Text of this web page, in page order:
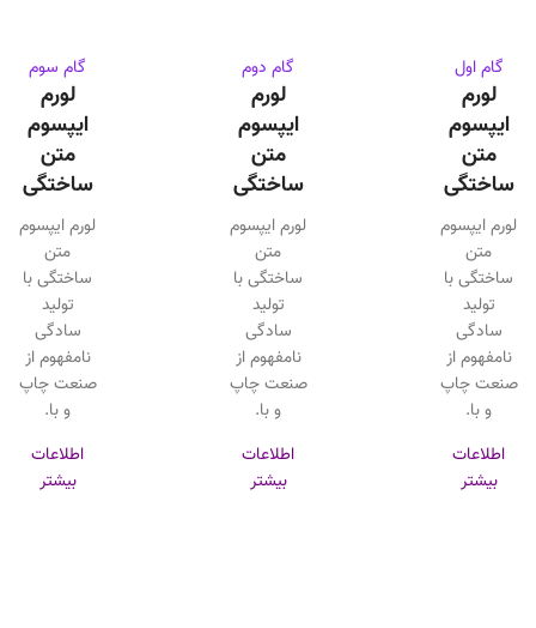
گام سوم
لورم
ایپسوم
متن
ساختگی
لورم ایپسوم
متن
ساختگی با
تولید
سادگی
نامفهوم از
صنعت چاپ
و با.
اطلاعات
بیشتر
گام دوم
لورم
ایپسوم
متن
ساختگی
لورم ایپسوم
متن
ساختگی با
تولید
سادگی
نامفهوم از
صنعت چاپ
و با.
اطلاعات
بیشتر
گام اول
لورم
ایپسوم
متن
ساختگی
لورم ایپسوم
متن
ساختگی با
تولید
سادگی
نامفهوم از
صنعت چاپ
و با.
اطلاعات
بیشتر